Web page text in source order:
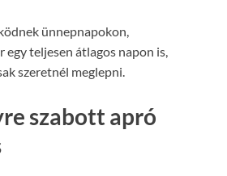
ünnepnapokon,
teljesen átlagos napon is,
szeretnél meglepni.
szabott apró